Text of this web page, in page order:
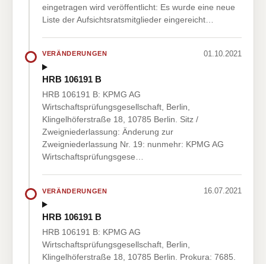
eingetragen wird veröffentlicht: Es wurde eine neue
Liste der Aufsichtsratsmitglieder eingereicht…
VERÄNDERUNGEN 01.10.2021
HRB 106191 B
HRB 106191 B: KPMG AG
Wirtschaftsprüfungsgesellschaft, Berlin,
Klingelhöferstraße 18, 10785 Berlin. Sitz /
Zweigniederlassung: Änderung zur
Zweigniederlassung Nr. 19: nunmehr: KPMG AG
Wirtschaftsprüfungsgese…
VERÄNDERUNGEN 16.07.2021
HRB 106191 B
HRB 106191 B: KPMG AG
Wirtschaftsprüfungsgesellschaft, Berlin,
Klingelhöferstraße 18, 10785 Berlin. Prokura: 7685.